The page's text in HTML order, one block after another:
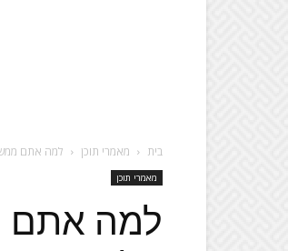
בית מאמרי תוכן למה אתם ממש
מאמרי תוכן
למה אתם